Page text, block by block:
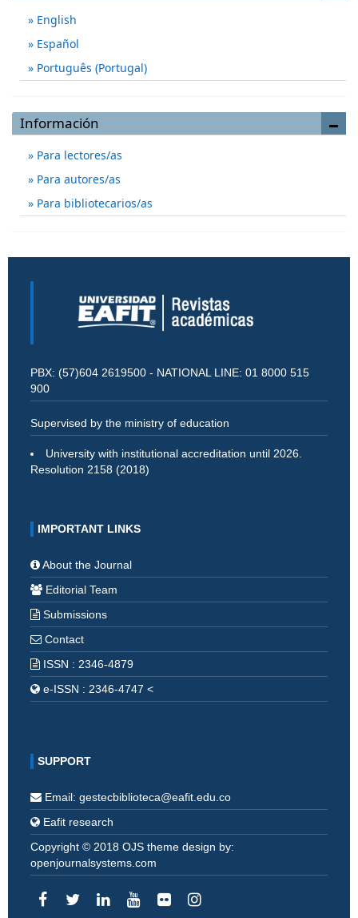
English
Español
Português (Portugal)
Información
Para lectores/as
Para autores/as
Para bibliotecarios/as
PBX: (57)604 2619500 - NATIONAL LINE: 01 8000 515
900
Supervised by the ministry of education
University with institutional accreditation until 2026.
Resolution 2158 (2018)
IMPORTANT LINKS
About the Journal
Editorial Team
Submissions
Contact
ISSN : 2346-4879
e-ISSN : 2346-4747 <
SUPPORT
Email: gestecbiblioteca@eafit.edu.co
Eafit research
Copyright © 2018 OJS theme design by:
openjournalsystems.com